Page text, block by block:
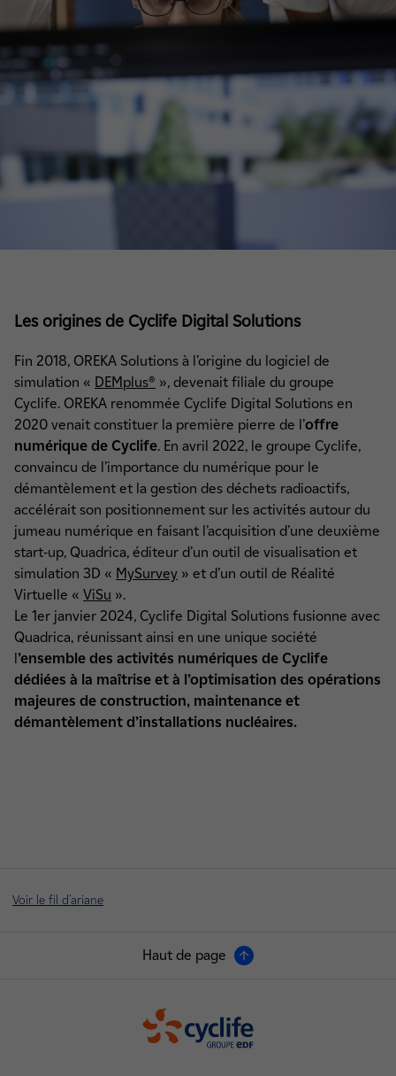
Les origines de Cyclife Digital Solutions
Fin 2018, OREKA Solutions à l’origine du logiciel de
simulation « DEMplus® », devenait filiale du groupe
Cyclife. OREKA renommée Cyclife Digital Solutions en
2020 venait constituer la première pierre de l’offre
numérique de Cyclife. En avril 2022, le groupe Cyclife,
convaincu de l’importance du numérique pour le
démantèlement et la gestion des déchets radioactifs,
accélérait son positionnement sur les activités autour du
jumeau numérique en faisant l’acquisition d’une deuxième
start-up, Quadrica, éditeur d’un outil de visualisation et
simulation 3D « MySurvey » et d’un outil de Réalité
Virtuelle « ViSu ».
Le 1er janvier 2024, Cyclife Digital Solutions fusionne avec
Quadrica, réunissant ainsi en une unique société
l’ensemble des activités numériques de Cyclife
dédiées à la maîtrise et à l’optimisation des opérations
majeures de construction, maintenance et
démantèlement d’installations nucléaires.
Voir le fil d'ariane
Haut de page